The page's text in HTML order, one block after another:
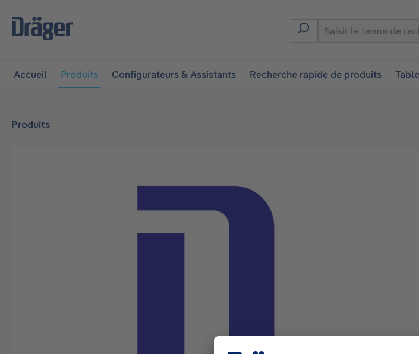
à la navigation principale
Accueil Produits Configurateurs & Assistants Recherche rapide de produits
Produits